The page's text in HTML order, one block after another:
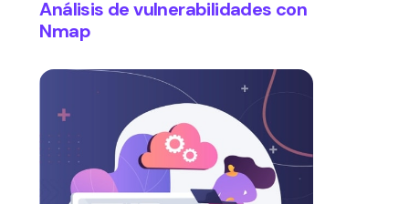
Análisis de vulnerabilidades con
Nmap